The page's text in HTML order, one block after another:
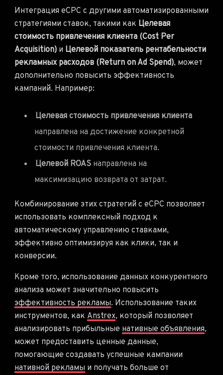
Интеграция eCPC с другими автоматизированными
стратегиями ставок, такими как Целевая
стоимость привлечения клиента (Cost Per
Acquisition) и Целевой показатель рентабельности
рекламных расходов (Return on Ad Spend), может
дополнительно повысить эффективность
кампаний. Например:
Целевая стоимость привлечения клиента
направлена на достижение конкретной
стоимости привлечения клиента.
Целевой ROAS направлена на
максимизацию возврата от затрат.
Комбинирование этих стратегий с eCPC позволяет
использовать комплексный подход к
автоматическому управлению ставками,
эффективно оптимизируя как клики, так и
конверсии.
Кроме того, использование данных конкурентного
анализа может значительно повысить
эффективность рекламы. Использование таких
инструментов, как Anstrex, который позволяет
анализировать прибыльные нативные объявления,
может предоставить ценные данные,
помогающие создавать успешные кампании
нативной рекламы и получать больше от